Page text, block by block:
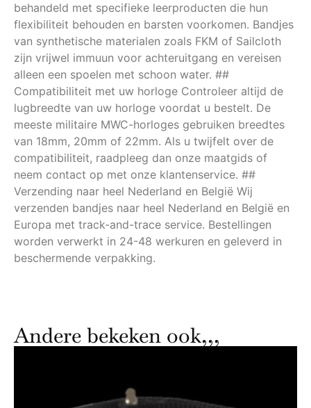
behandeld met specifieke leerproducten die hun
flexibiliteit behouden en barsten voorkomen. Bandjes
van synthetische materialen zoals FKM of Sailcloth
zijn vrijwel immuun voor achteruitgang en vereisen
alleen een spoelen met schoon water. ##
Compatibiliteit met uw horloge Controleer altijd de
lugbreedte van uw horloge voordat u bestelt. De
meeste militaire MWC-horloges gebruiken breedtes
van 18mm, 20mm of 22mm. Als u twijfelt over de
compatibiliteit, raadpleeg dan onze maatgids of
neem contact op met onze klantenservice. ##
Verzending naar heel Nederland en België Wij
verzenden bandjes naar heel Nederland en België en
Europa met track-and-trace service. Bestellingen
worden verwerkt in 24-48 werkuren en geleverd in
beschermende verpakking.
Andere bekeken ook,,,